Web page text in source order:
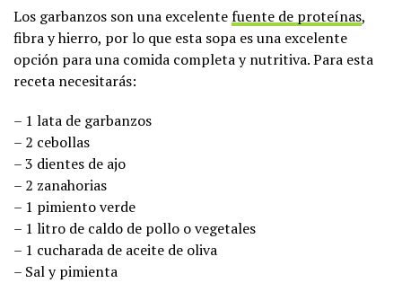
Los garbanzos son una excelentefuente de proteínas,
fibra y hierro, por lo que esta sopa es una excelente
opción para una comida completa y nutritiva. Para esta
receta necesitarás:
– 1 lata de garbanzos
– 2 cebollas
– 3 dientes de ajo
– 2 zanahorias
– 1 pimiento verde
– 1 litro de caldo de pollo o vegetales
– 1 cucharada de aceite de oliva
– Sal y pimienta